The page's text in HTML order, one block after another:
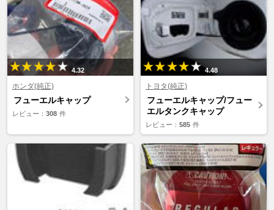
4.32
ホンダ(純正)
フューエルキャップ
レビュー： 308 件
4.48
トヨタ(純正)
フューエルキャップ/フュー
エルタンクキャップ
レビュー： 585 件